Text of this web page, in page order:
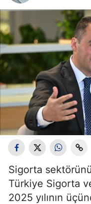
Sigorta
Türkiye Sigorta
2025 yılının